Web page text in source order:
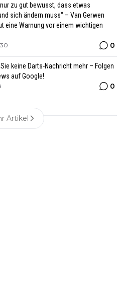
zu gut bewusst, dass etwas
sich ändern muss“ – Van Gerwen
eine Warnung vor einem wichtigen
0
keine Darts-Nachricht mehr – Folgen
auf Google!
0
Artikel